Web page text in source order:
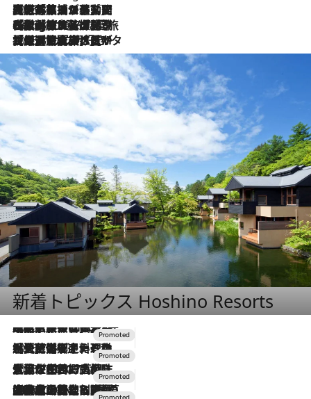
2026.8.5
【厳選旅コスメ】国内をあちこち移動する河井菜摘が選んだ夏旅ベストコスメ発表！「リラックスアイテムはマスト」【Mサイズジップ】
2026.8.4
【厳選旅コスメ】「紫外線＆乾燥対策しながらメイク感も！」ヘア＆メイクGeorgeが選んだ夏旅ベストコスメを発表！【Mサイズジップ】
2026.8.3
【厳選旅コスメ】「保湿もタイパ重視！」“サウナ好き”タレント清水みさとが愛用する夏旅ベストコスメを発表！【Mサイズジップ】
新着トピックス Hoshino Resorts
2026.7.31
【ホテル帰省】という選択肢をOMOが提案。家族とほどよい距離を保つには「昼は実家、夜は気兼ねなくホテルで！」
2026.7.24
【夏限定ディナーコース】旬を迎える稚鮎や花ズッキーニなどをイタリア・トスカーナの郷土料理の手法で満喫！
2026.7.17
「土佐和ハーブかき氷」がOMO7高知に登場！生姜、山椒、大葉など目にも舌にも涼を呼ぶ郷土の味
2026.7.10
NEW OPEN！【界 草津】名湯の地に誕生。趣の異なる2種の温泉と上州ならではの会席・蕎麦割烹など美食を味わう究極の癒やし旅